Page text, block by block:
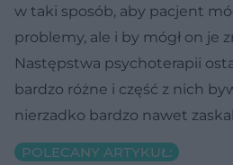
w taki sposób, aby pacjent
problemy, ale i by mógł on je
Następstwa psychoterapii
bardzo różne i część z nich
nierzadko bardzo nawet
POLECANY ARTYKUŁ: